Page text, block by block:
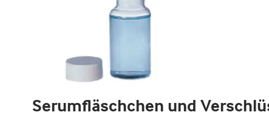
Serumfläschchen und